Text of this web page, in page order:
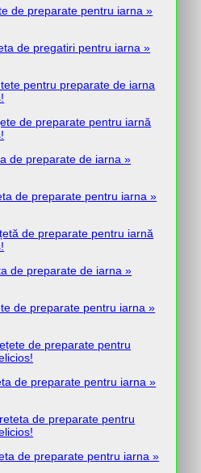
de preparate pentru iarna »
de pregatiri pentru iarna »
pentru preparate de iarna
de preparate pentru iarnă
de preparate de iarna »
de preparate pentru iarna »
de preparate pentru iarnă
de preparate de iarna »
de preparate pentru iarna »
de preparate pentru
de preparate pentru iarna »
de preparate pentru
de preparate pentru iarna »